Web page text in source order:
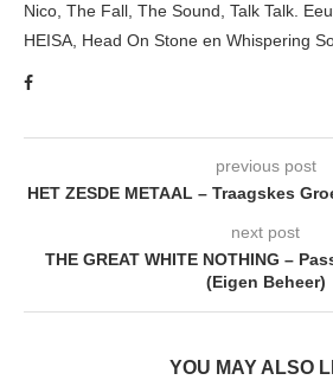
Nico, The Fall, The Sound, Talk Talk.
HEISA, Head On Stone en Whispering
previous post
HET ZESDE METAAL – Traagskes
next post
THE GREAT WHITE NOTHING –
(Eigen Beheer)
YOU MAY ALSO